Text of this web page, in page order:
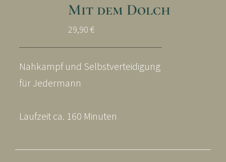
Mit dem Dolch
29,90 €
Nahkampf und Selbstverteidigung
für Jedermann
Laufzeit ca. 160 Minuten